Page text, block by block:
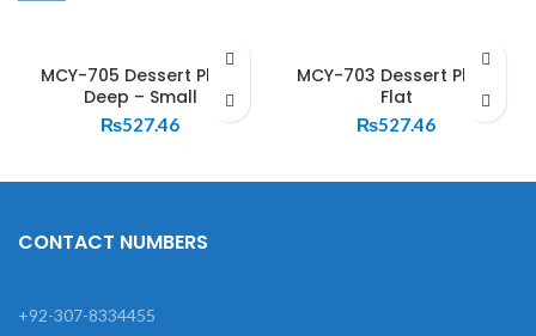
MCY-705 Dessert Plate
Deep – Small
₨527.46
MCY-703 Dessert Plate
Flat
₨527.46
CONTACT NUMBERS
+92-307-8334455